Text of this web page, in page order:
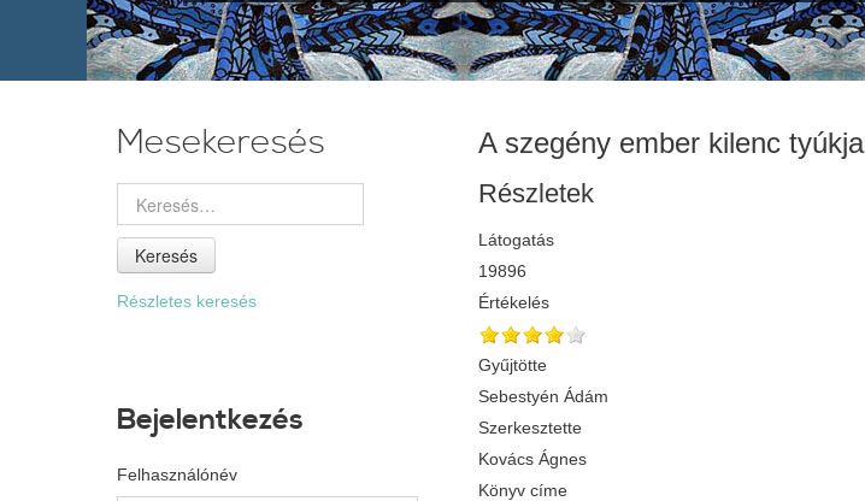
A szegény ember kilenc tyúkja
Részletek
Látogatás
19896
Értékelés
Gyűjtötte
Sebestyén Ádám
Szerkesztette
Kovács Ágnes
Könyv címe
Mesekeresés
Keresés
Részletes keresés
Bejelentkezés
Felhasználónév